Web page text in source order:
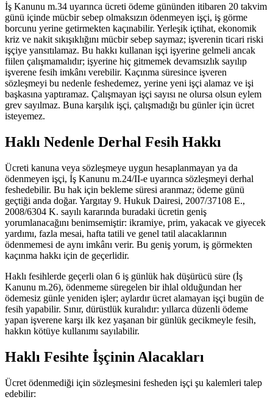
İş Kanunu m.34 uyarınca ücreti ödeme gününden itibaren 20 takvim
günü içinde mücbir sebep olmaksızın ödenmeyen işçi, iş görme
borcunu yerine getirmekten kaçınabilir. Yerleşik içtihat, ekonomik
kriz ve nakit sıkışıklığını mücbir sebep saymaz; işverenin ticari riski
işçiye yansıtılamaz. Bu hakkı kullanan işçi işyerine gelmeli ancak
fiilen çalışmamalıdır; işyerine hiç gitmemek devamsızlık sayılıp
işverene fesih imkânı verebilir. Kaçınma süresince işveren
sözleşmeyi bu nedenle feshedemez, yerine yeni işçi alamaz ve işi
başkasına yaptıramaz. Çalışmayan işçi sayısı ne olursa olsun eylem
grev sayılmaz. Buna karşılık işçi, çalışmadığı bu günler için ücret
isteyemez.
Haklı Nedenle Derhal Fesih Hakkı
Ücreti kanuna veya sözleşmeye uygun hesaplanmayan ya da
ödenmeyen işçi, İş Kanunu m.24/II-e uyarınca sözleşmeyi derhal
feshedebilir. Bu hak için bekleme süresi aranmaz; ödeme günü
geçtiği anda doğar. Yargıtay 9. Hukuk Dairesi, 2007/37108 E.,
2008/6304 K. sayılı kararında buradaki ücretin geniş
yorumlanacağını benimsemiştir: ikramiye, prim, yakacak ve giyecek
yardımı, fazla mesai, hafta tatili ve genel tatil alacaklarının
ödenmemesi de aynı imkânı verir. Bu geniş yorum, iş görmekten
kaçınma hakkı için de geçerlidir.
Haklı fesihlerde geçerli olan 6 iş günlük hak düşürücü süre (İş
Kanunu m.26), ödenmeme süregelen bir ihlal olduğundan her
ödemesiz günle yeniden işler; aylardır ücret alamayan işçi bugün de
fesih yapabilir. Sınır, dürüstlük kuralıdır: yıllarca düzenli ödeme
yapan işverene karşı ilk kez yaşanan bir günlük gecikmeyle fesih,
hakkın kötüye kullanımı sayılabilir.
Haklı Fesihte İşçinin Alacakları
Ücret ödenmediği için sözleşmesini fesheden işçi şu kalemleri talep
edebilir: